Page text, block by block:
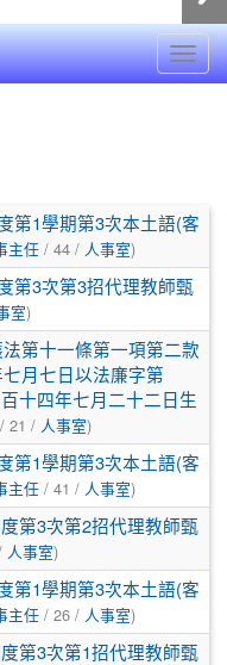
第1學期第3次本土語(客
主任 / 44 / 人事室)
第3次第3招代理教師甄
室)
法第十一條第一項第二款
月七日以法廉字第
十四年七月二十二日生
/ 21 / 人事室)
第1學期第3次本土語(客
主任 / 41 / 人事室)
第3次第2招代理教師甄
人事室)
第1學期第3次本土語(客
主任 / 26 / 人事室)
第3次第1招代理教師甄